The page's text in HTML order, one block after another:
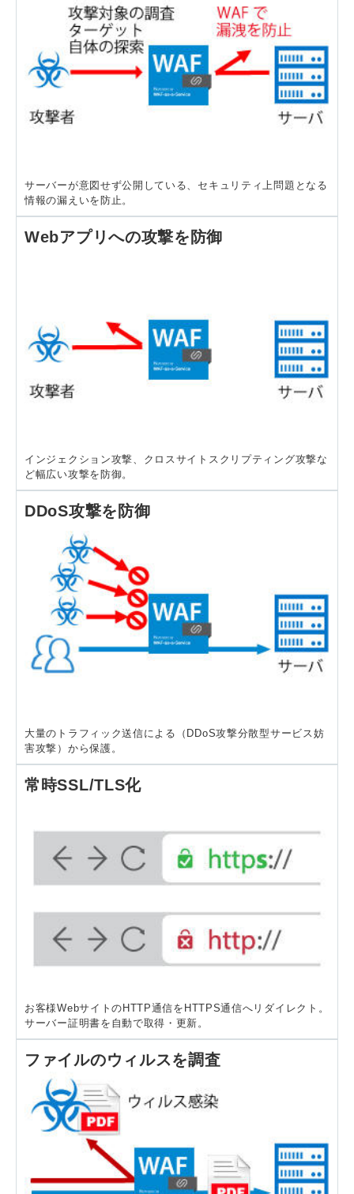
サーバーが意図せず公開している、セキュリティ上問題となる
情報の漏えいを防止。
Webアプリへの攻撃を防御
インジェクション攻撃、クロスサイトスクリプティング攻撃な
ど幅広い攻撃を防御。
DDoS攻撃を防御
大量のトラフィック送信による（DDoS攻撃分散型サービス妨
害攻撃）から保護。
常時SSL/TLS化
お客様WebサイトのHTTP通信をHTTPS通信へリダイレクト。
サーバー証明書を自動で取得・更新。
ファイルのウィルスを調査